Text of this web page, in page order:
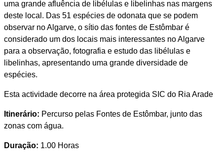
uma grande afluência de libélulas e libelinhas nas margens
deste local. Das 51 espécies de odonata que se podem
observar no Algarve, o sítio das fontes de Estômbar é
considerado um dos locais mais interessantes no Algarve
para a observação, fotografia e estudo das libélulas e
libelinhas, apresentando uma grande diversidade de
espécies.
Esta actividade decorre na área protegida SIC do Ria Arade
Itinerário: Percurso pelas Fontes de Estômbar, junto das
zonas com água.
Duração: 1.00 Horas